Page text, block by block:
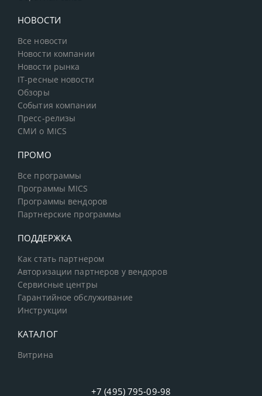
НОВОСТИ
Все новости
Новости компании
Новости рынка
IT-ресные новости
Обзоры
События компании
Пресс-релизы
СМИ о MICS
ПРОМО
Все программы
Программы MICS
Программы вендоров
Партнерские программы
ПОДДЕРЖКА
Как стать партнером
Авторизации партнеров у вендоров
Сервисные центры
Гарантийное обслуживание
Инструкции
КАТАЛОГ
Витрина
+7 (495) 795-09-98